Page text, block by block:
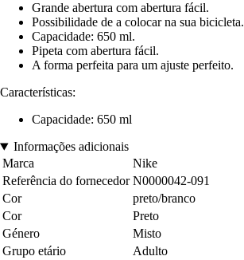
Grande abertura com abertura fácil.
Possibilidade de a colocar na sua bicicleta.
Capacidade: 650 ml.
Pipeta com abertura fácil.
A forma perfeita para um ajuste perfeito.
Características:
Capacidade: 650 ml
Informações adicionais
Marca
Nike
Referência do fornecedor N0000042-091
Cor
preto/branco
Cor
Preto
Género
Misto
Grupo etário
Adulto